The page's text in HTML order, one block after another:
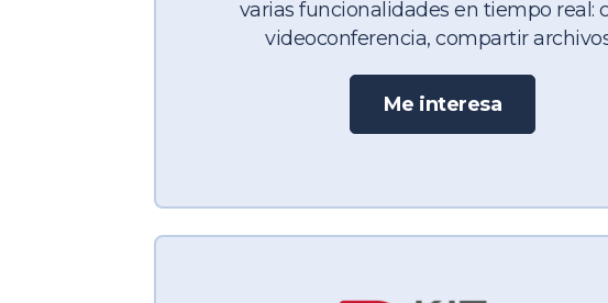
varias funcionalidades en tiempo real:
videoconferencia, compartir
Me interesa